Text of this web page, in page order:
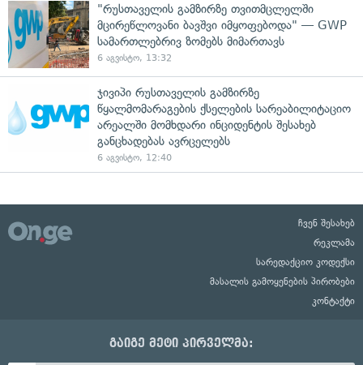
"რუსთაველის გამზირზე თვითმცლელში
მცირეწლოვანი ბავშვი იმყოფებოდა" — GWP
სამართლებრივ ზომებს მიმართავს
6 აგვისტო, 13:32
ჯივიპი რუსთაველის გამზირზე
წყალმომარაგების ქსელების სარეაბილიტაციო
არეალში მომხდარი ინციდენტის შესახებ
განცხადებას ავრცელებს
6 აგვისტო, 12:40
ჩვენ შესახებ
რეკლამა
სარედაქციო კოდექსი
მასალის გამოყენების პირობები
კონტაქტი
გაიგე მეტი პირველმა: